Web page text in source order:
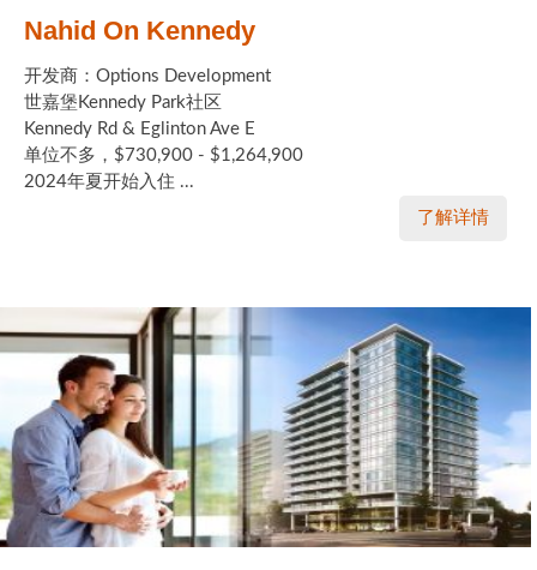
Nahid On Kennedy
开发商：Options Development
世嘉堡Kennedy Park社区
Kennedy Rd & Eglinton Ave E
单位不多，$730,900 - $1,264,900
2024年夏开始入住 ...
了解详情